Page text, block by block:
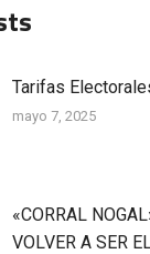
Tarifas
mayo 7, 2025
«CORRAL
VOLVER A SER